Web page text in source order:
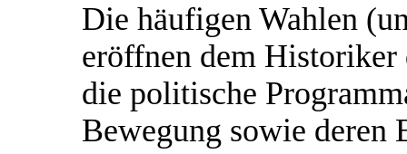
Die häufigen Wahlen
eröffnen dem Historiker
die politische
Bewegung sowie